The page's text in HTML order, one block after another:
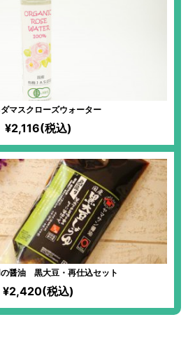
マスクローズウォーター
¥2,116(税込)
醤油 黒大豆・再仕込セット
¥2,420(税込)